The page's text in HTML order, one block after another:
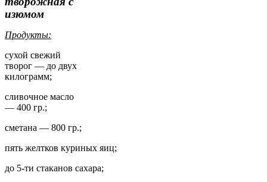
изюмом
Продукты:
сухой свежий
творог — до двух
килограмм;
сливочное масло
— 400 гр.;
сметана — 800 гр.;
пять желтков куриных яиц;
до 5-ти стаканов сахара;